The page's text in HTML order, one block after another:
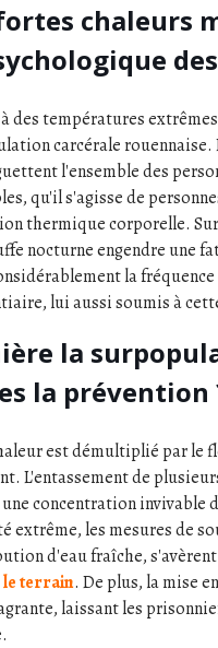
chaleurs
des températures
carcérale rouennaise.
l'ensemble des
qu'il s'agisse de
thermique corporelle.
nocturne engendre une
la
lui aussi soumis à
la
la prévention
est démultiplié par le
L'entassement de
concentration
les mesures de
d'eau fraîche,
le terrain. De plus, la mise
laissant les